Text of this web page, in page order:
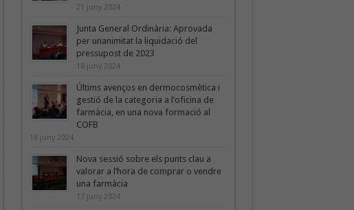
21 juny 2024
Junta General Ordinària: Aprovada
per unanimitat la liquidació del
pressupost de 2023
18 juny 2024
Últims avenços en dermocosmètica i
gestió de la categoria a l’oficina de
farmàcia, en una nova formació al
COFB
18 juny 2024
Nova sessió sobre els punts clau a
valorar a l’hora de comprar o vendre
una farmàcia
17 juny 2024